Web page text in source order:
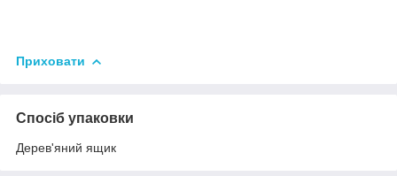
Приховати
Спосіб упаковки
Дерев'яний ящик